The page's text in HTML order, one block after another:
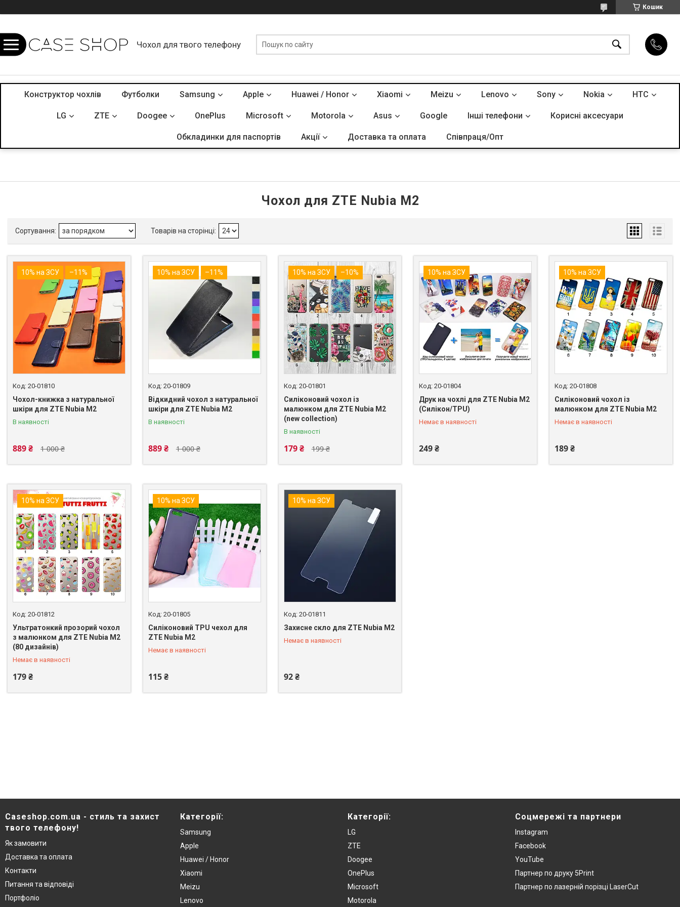
Кошик
Чохол для твого телефону
Конструктор чохлів Футболки Samsung Apple Huawei / Honor Xiaomi Meizu Lenovo Sony Nokia HTC
LG ZTE Doogee OnePlus Microsoft Motorola Asus Google Інші телефони Корисні аксесуари
Обкладинки для паспортів Акції Доставка та оплата Співпраця/Опт
Чохол для ZTE Nubia M2
10% на ЗСУ –11%
20-01810
Чохол-книжка з натуральної
шкіри для ZTE Nubia M2
В наявності
1 000 ₴
889 ₴
10% на ЗСУ –11%
20-01809
Відкидний чохол з натуральної
шкіри для ZTE Nubia M2
В наявності
1 000 ₴
889 ₴
10% на ЗСУ –10%
20-01801
Силіконовий чохол із
малюнком для ZTE Nubia M2
(new collection)
В наявності
199 ₴
179 ₴
10% на ЗСУ
20-01804
Друк на чохлі для ZTE Nubia M2
(Силікон/TPU)
Немає в наявності
249 ₴
10% на ЗСУ
20-01808
Силіконовий чохол із
малюнком для ZTE Nubia M2
Немає в наявності
189 ₴
10% на ЗСУ
20-01812
Ультратонкий прозорий чохол
з малюнком для ZTE Nubia M2
(80 дизайнів)
Немає в наявності
179 ₴
+380 (98) 849-89-99
10% на ЗСУ
20-01805
Силіконовий TPU чехол для
ZTE Nubia M2
Немає в наявності
115 ₴
10% на ЗСУ
20-01811
Захисне скло для ZTE Nubia M2
Немає в наявності
92 ₴
+380 (98) 849-89-99
Caseshop.com.ua - стиль та захист
твого телефону!
Як замовити
Доставка та оплата
Контакти
Питання та відповіді
Портфоліо
Категорії:
Samsung
Apple
Huawei / Honor
Xiaomi
Meizu
Lenovo
Категорії:
LG
ZTE
Doogee
OnePlus
Microsoft
Motorola
Соцмережі та партнери
Instagram
Facebook
YouTube
Партнер по друку 5Print
Партнер по лазерній порізці LaserCut